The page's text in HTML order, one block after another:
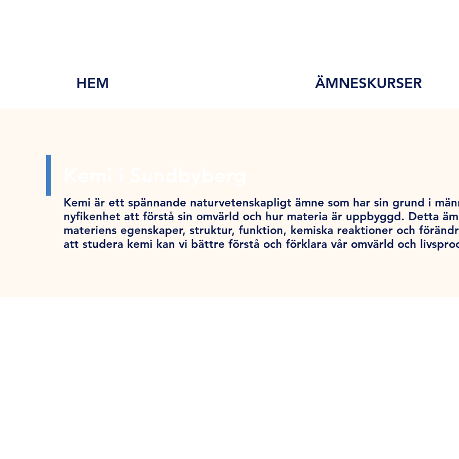
HEM ÄMNESKURSER
Kemi är ett spännande naturvetenskapligt ämne som har sin grund i
nyfikenhet att förstå sin omvärld och hur materia är uppbyggd. Detta
materiens egenskaper, struktur, funktion, kemiska reaktioner och
att studera kemi kan vi bättre förstå och förklara vår omvärld och